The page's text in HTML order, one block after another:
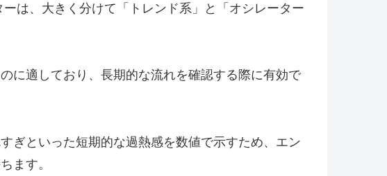
は、大きく分けて「トレンド系」と「オシレーター
に適しており、長期的な流れを確認する際に有効で
ぎといった短期的な過熱感を数値で示すため、エン
ます。